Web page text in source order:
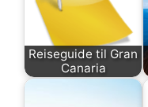
Reiseguide til Gran
Canaria